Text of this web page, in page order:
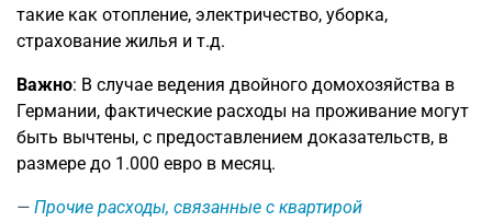
такие как отопление, электричество, уборка,
страхование жилья и т.д.
Важно: В случае ведения двойного домохозяйства в
Германии, фактические расходы на проживание могут
быть вычтены, с предоставлением доказательств, в
размере до 1.000 евро в месяц.
Прочие расходы, связанные с квартирой